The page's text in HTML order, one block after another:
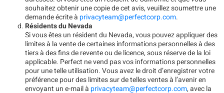
souhaitez obtenir une copie de cet avis, veuillez soumettre une
demande écrite à privacyteam@perfectcorp.com.
Résidents du Nevada
Si vous êtes un résident du Nevada, vous pouvez appliquer des
limites à la vente de certaines informations personnelles à des
tiers à des fins de revente ou de licence, sous réserve de la loi
applicable. Perfect ne vend pas vos informations personnelles
pour une telle utilisation. Vous avez le droit d’enregistrer votre
préférence pour des limites sur de telles ventes à l’avenir en
envoyant un e-mail à privacyteam@perfectcorp.com, avec la